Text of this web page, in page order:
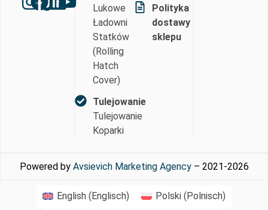
Lukowe
Ładowni
Statków
(Rolling
Hatch
Cover)
Tulejowanie
Tulejowanie
Koparki
Polityka
dostawy
sklepu
Powered by Avsievich Marketing Agency– 2021-2026
English (Englisch) Polski (Polnisch)